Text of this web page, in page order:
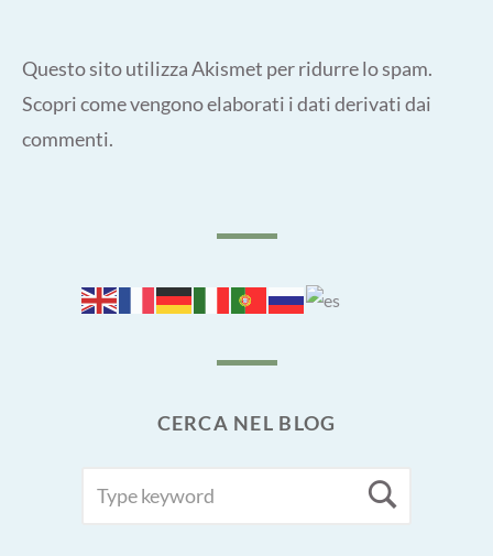
Questo sito utilizza Akismet per ridurre lo spam.
Scopri come vengono elaborati i dati derivati dai
commenti.
CERCA NEL BLOG
FOR: